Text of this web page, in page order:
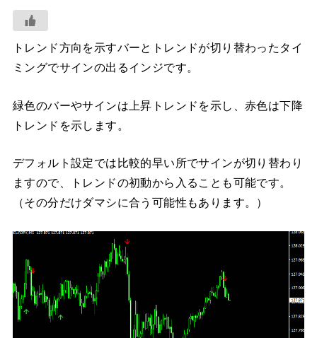
トレンド方向を示すバーとトレンドが切り替わったタイ
ミングでサインの出るインジです。
緑色のバーやサインは上昇トレンドを示し、赤色は下降
トレンドを示します。
デフォルト設定では比較的早い所でサインが切り替わり
ますので、トレンドの初動から入ることも可能です。
（その分だけダマシに合う可能性もあります。）